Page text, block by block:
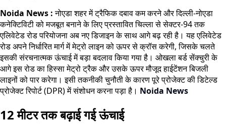
Noida News :नोएडा शहर में ट्रैफिक दबाव कम करने और दिल्ली-नोएडा
कनेक्टिविटी को मजबूत बनाने के लिए प्रस्तावित चिल्ला से सेक्टर-94 तक
एलिवेटेड रोड परियोजना अब नए डिजाइन के साथ आगे बढ़ रही है। यह एलिवेटेड
रोड अपने निर्धारित मार्ग में मेट्रो लाइन को ऊपर से क्रॉस करेगी, जिसके चलते
इसकी संरचनात्मक ऊंचाई में बड़ा बदलाव किया गया है। ओखला बर्ड सेंक्चुरी के
आगे इस रोड का हिस्सा मेट्रो ट्रैक और उसके ऊपर मौजूद हाईटेंशन बिजली
लाइनों को पार करेगा। इसी तकनीकी चुनौती के कारण पूरे प्रोजेक्ट की डिटेल्ड
प्रोजेक्ट रिपोर्ट (DPR) में संशोधन करना पड़ा है। Noida News
12 मीटर तक बढ़ाई गई ऊंचाई